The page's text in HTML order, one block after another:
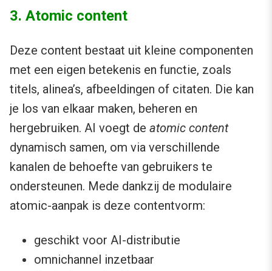
3. Atomic content
Deze content bestaat uit kleine componenten
met een eigen betekenis en functie, zoals
titels, alinea’s, afbeeldingen of citaten. Die kan
je los van elkaar maken, beheren en
hergebruiken. AI voegt de atomic content
dynamisch samen, om via verschillende
kanalen de behoefte van gebruikers te
ondersteunen. Mede dankzij de modulaire
atomic-aanpak is deze contentvorm:
geschikt voor AI-distributie
omnichannel inzetbaar